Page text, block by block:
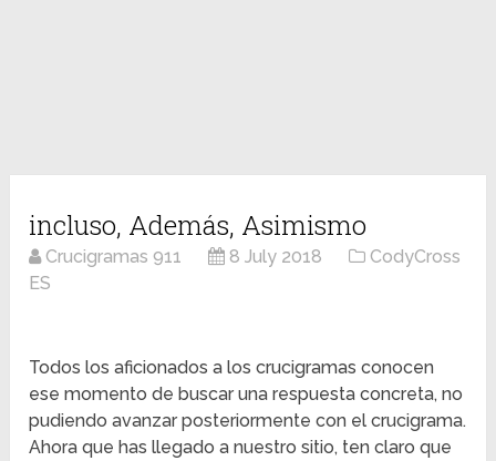
incluso, Además, Asimismo
Crucigramas 911 8 July 2018
CodyCross
ES
Todos los aficionados a los crucigramas conocen
ese momento de buscar una respuesta concreta, no
pudiendo avanzar posteriormente con el crucigrama.
Ahora que has llegado a nuestro sitio, ten claro que